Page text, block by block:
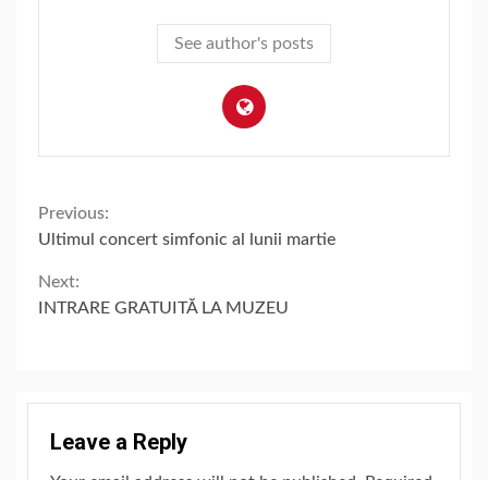
See author's posts
Continue
Reading
Previous:
Ultimul concert simfonic al lunii martie
Next:
INTRARE GRATUITĂ LA MUZEU
Leave a Reply